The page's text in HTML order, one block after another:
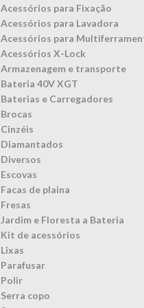
Acessórios para Fixação
Acessórios para Lavadora
Acessórios para
Acessórios X-Lock
Armazenagem e transporte
Bateria 40V XGT
Baterias e Carregadores
Brocas
Cinzéis
Diamantados
Diversos
Escovas
Facas de plaina
Fresas
Jardim e Floresta a Bateria
Kit de acessórios
Lixas
Parafusar
Polir
Serra copo